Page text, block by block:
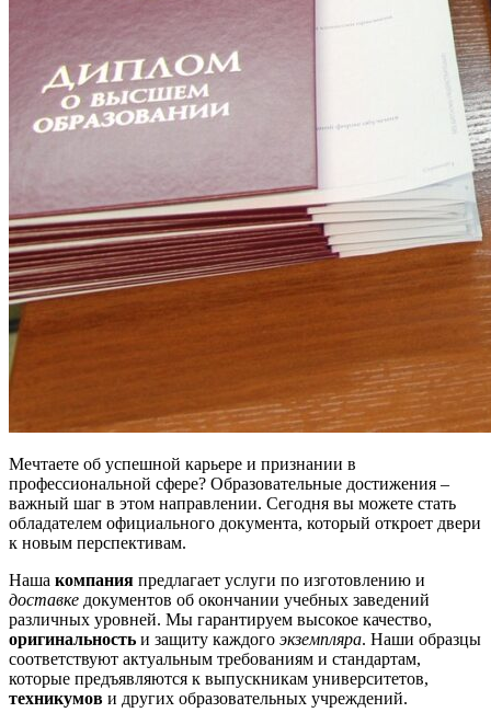
Мечтаете об успешной карьере и признании в
профессиональной сфере? Образовательные достижения –
важный шаг в этом направлении. Сегодня вы можете стать
обладателем официального документа, который откроет двери
к новым перспективам.
Наша компания предлагает услуги по изготовлению и
доставке документов об окончании учебных заведений
различных уровней. Мы гарантируем высокое качество,
оригинальность и защиту каждого экземпляра. Наши образцы
соответствуют актуальным требованиям и стандартам,
которые предъявляются к выпускникам университетов,
техникумов и других образовательных учреждений.